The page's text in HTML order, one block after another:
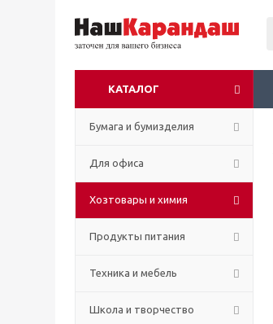
КАТАЛОГ
Бумага и бумизделия
Для офиса
Хозтовары и химия
Продукты питания
Техника и мебель
Школа и творчество